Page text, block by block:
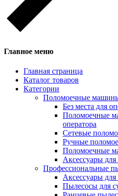
Главное меню
Главная страница
Каталог товаров
Категории
Поломоечные
Без места для
Поломоечные
оператора
Сетевые
Ручные
Поломоечные
Аксессуары
Профессиональные
Аксессуары
Пылесосы для